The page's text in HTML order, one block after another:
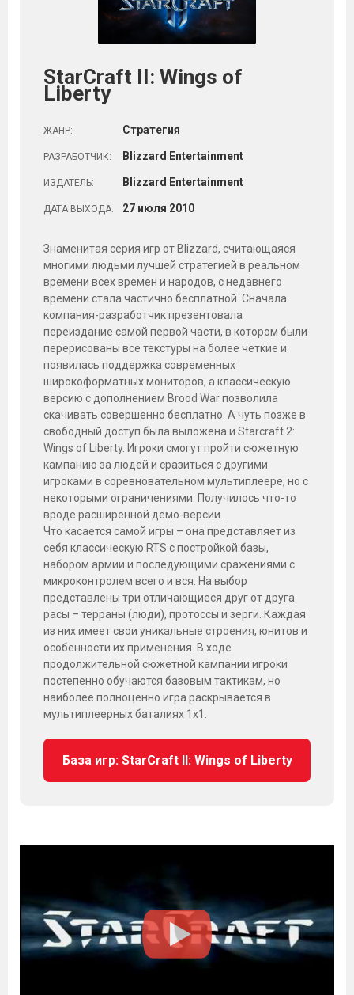
StarCraft II: Wings of
Liberty
ЖАНР: Стратегия
РАЗРАБОТЧИК: Blizzard Entertainment
ИЗДАТЕЛЬ: Blizzard Entertainment
ДАТА ВЫХОДА: 27 июля 2010
Знаменитая серия игр от Blizzard, считающаяся
многими людьми лучшей стратегией в реальном
времени всех времен и народов, с недавнего
времени стала частично бесплатной. Сначала
компания-разработчик презентовала
переиздание самой первой части, в котором были
перерисованы все текстуры на более четкие и
появилась поддержка современных
широкоформатных мониторов, а классическую
версию с дополнением Brood War позволила
скачивать совершенно бесплатно. А чуть позже в
свободный доступ была выложена и Starcraft 2:
Wings of Liberty. Игроки смогут пройти сюжетную
кампанию за людей и сразиться с другими
игроками в соревновательном мультиплеере, но с
некоторыми ограничениями. Получилось что-то
вроде расширенной демо-версии.
Что касается самой игры – она представляет из
себя классическую RTS с постройкой базы,
набором армии и последующими сражениями с
микроконтролем всего и вся. На выбор
представлены три отличающиеся друг от друга
расы – терраны (люди), протоссы и зерги. Каждая
из них имеет свои уникальные строения, юнитов и
особенности их применения. В ходе
продолжительной сюжетной кампании игроки
постепенно обучаются базовым тактикам, но
наиболее полноценно игра раскрывается в
мультиплеерных баталиях 1х1.
База игр: StarCraft II: Wings of Liberty